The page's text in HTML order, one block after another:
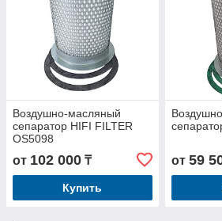
Воздушно-масляный
сепаратор HIFI FILTER
OS5098
от 102 000 ₸
Купить
от 59